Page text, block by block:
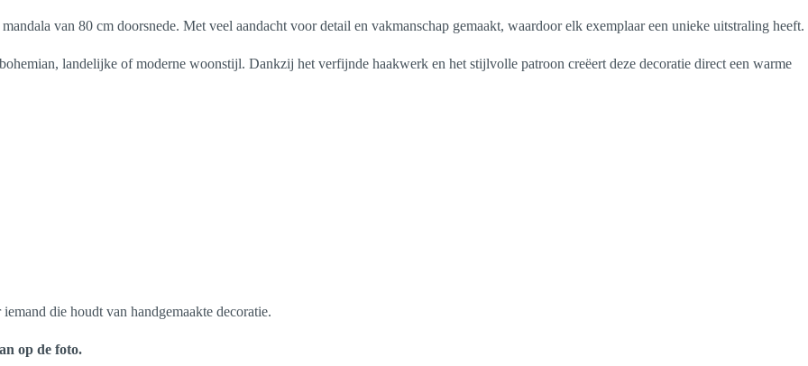
van 80 cm doorsnede. Met veel aandacht voor detail en vakmanschap gemaakt, waardoor elk exemplaar een unieke uitstraling heeft.
landelijke of moderne woonstijl. Dankzij het verfijnde haakwerk en het stijlvolle patroon creëert deze decoratie direct een warme
die houdt van handgemaakte decoratie.
op de foto.